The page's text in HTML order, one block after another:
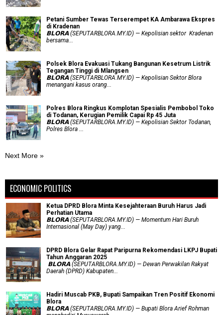
Petani Sumber Tewas Terserempet KA Ambarawa Ekspres
di Kradenan
𝗕𝗟𝗢𝗥𝗔 (SEPUTARBLORA.MY.ID) — Kepolisian sektor Kradenan
bersama...
Polsek Blora Evakuasi Tukang Bangunan Kesetrum Listrik
Tegangan Tinggi di Mlangsen
𝗕𝗟𝗢𝗥𝗔 (SEPUTARBLORA.MY.ID) — Kepolisian Sektor Blora
menangani kasus orang...
Polres Blora Ringkus Komplotan Spesialis Pembobol Toko
di Todanan, Kerugian Pemilik Capai Rp 45 Juta
𝗕𝗟𝗢𝗥𝗔 (SEPUTARBLORA.MY.ID) — Kepolisian Sektor Todanan,
Polres Blora ...
Next More »
ECONOMIC POLITICS
Ketua DPRD Blora Minta Kesejahteraan Buruh Harus Jadi
Perhatian Utama
​𝗕𝗟𝗢𝗥𝗔 (SEPUTARBLORA.MY.ID) — Momentum Hari Buruh
Internasional (May Day) yang...
DPRD Blora Gelar Rapat Paripurna Rekomendasi LKPJ Bupati
Tahun Anggaran 2025
‎ 𝗕𝗟𝗢𝗥𝗔 (SEPUTARBLORA.MY.ID) — Dewan Perwakilan Rakyat
Daerah (DPRD) Kabupaten...
Hadiri Muscab PKB, Bupati Sampaikan Tren Positif Ekonomi
Blora
𝗕𝗟𝗢𝗥𝗔 (SEPUTARBLORA.MY.ID) — Bupati Blora Arief Rohman